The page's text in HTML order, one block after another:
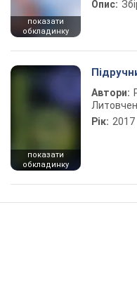
показати
обкладинку
Опис:
показати
обкладинку
Автори:
Рік: 2017